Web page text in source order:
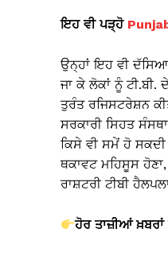
ਇਹ ਵੀ ਪੜ੍ਹੋ
ਉਨ੍ਹਾਂ ਇਹ ਵੀ ਦੱਸਿਆ
ਜਾ ਕੇ ਲੋਕਾਂ ਨੂੰ ਟੀ.ਬੀ.
ਤੁਰੰਤ ਰਜਿਸਟਰੇਸ਼ਨ
ਸਰਕਾਰੀ ਸਿਹਤ
ਕਿਸੇ ਵੀ ਸਮੇਂ ਹੋ
ਥਕਾਵਟ ਮਹਿਸੂਸ
ਰਾਸ਼ਟਰੀ ਟੀਬੀ
ਹੋਰ ਤਾਜ਼ੀਆਂ